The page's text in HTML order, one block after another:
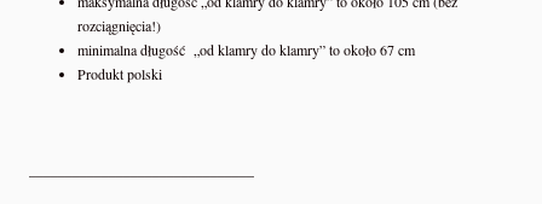
rozciągnięcia!)
minimalna długość „od klamry do klamry” to około 67 cm
Produkt polski